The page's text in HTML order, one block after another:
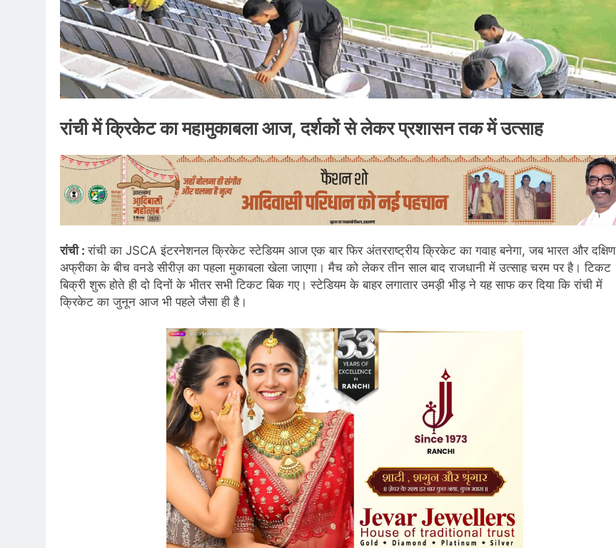
रांची में क्रिकेट का महामुकाबला आज, दर्शकों से लेकर प्रशासन तक में उत्साह
रांची :रांची का JSCA इंटरनेशनल क्रिकेट स्टेडियम आज एक बार फिर अंतरराष्ट्रीय क्रिकेट का गवाह बनेगा, जब भारत और दक्षिण
अफ्रीका के बीच वनडे सीरीज़ का पहला मुकाबला खेला जाएगा। मैच को लेकर तीन साल बाद राजधानी में उत्साह चरम पर है। टिकट
बिक्री शुरू होते ही दो दिनों के भीतर सभी टिकट बिक गए। स्टेडियम के बाहर लगातार उमड़ी भीड़ ने यह साफ कर दिया कि रांची में
क्रिकेट का जुनून आज भी पहले जैसा ही है।